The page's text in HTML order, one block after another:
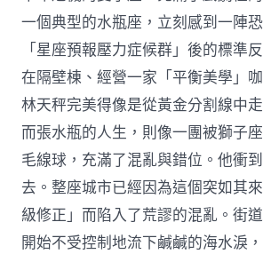
一個典型的水瓶座，立刻感到一陣
「星座預報壓力症候群」後的標準
在隔壁棟、經營一家「平衡美學」
林天秤完美得像是從黃金分割線中
而張水瓶的人生，則像一團被獅子
毛線球，充滿了混亂與錯位。他衝
去。整座城市已經因為這個突如其
級修正」而陷入了荒謬的混亂。街
開始不受控制地流下鹹鹹的海水淚